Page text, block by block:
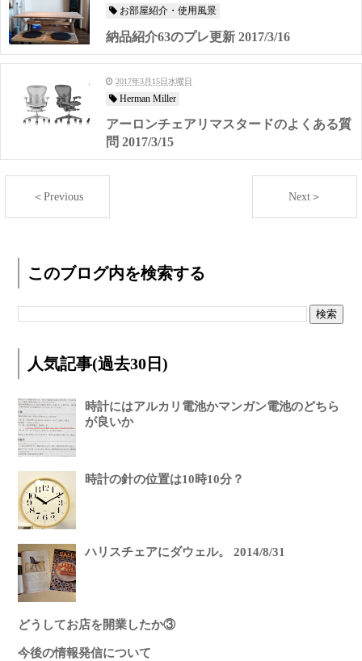
お部屋紹介・使用風景
納品紹介63のプレ更新 2017/3/16
2017年3月15日水曜日
Herman Miller
アーロンチェアリマスタードのよくある質
問 2017/3/15
＜Previous Next＞
このブログ内を検索する
人気記事(過去30日)
時計にはアルカリ電池かマンガン電池のどちら
が良いか
時計の針の位置は10時10分？
ハリスチェアにダウェル。 2014/8/31
どうしてお店を開業したか③
今後の情報発信について